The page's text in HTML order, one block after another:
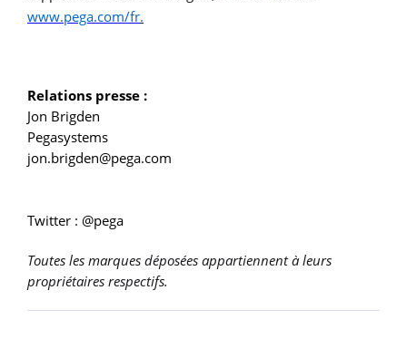
www.pega.com/fr.
Relations presse :
Jon Brigden
Pegasystems
jon.brigden@pega.com
Twitter : @pega
Toutes les marques déposées appartiennent à leurs
propriétaires respectifs.